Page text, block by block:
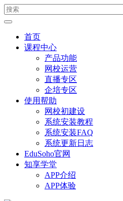
首页
课程中心
产品功能
网校运营
直播专区
企培专区
使用帮助
网校初建设
系统安装教程
系统安装FAQ
系统更新日志
EduSoho官网
知享学堂
APP介绍
APP体验